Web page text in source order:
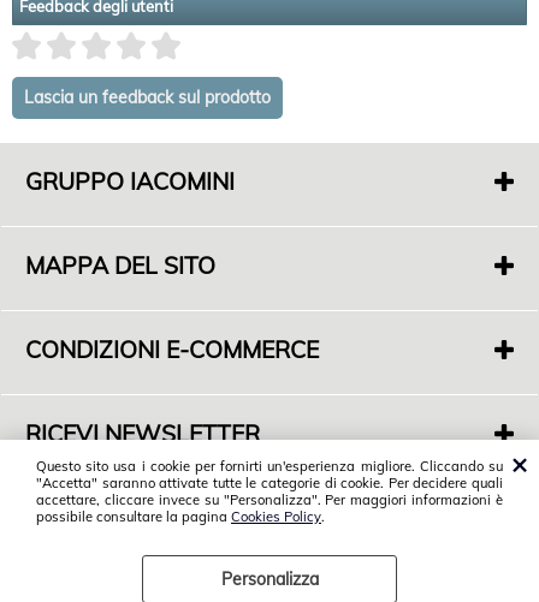
Questo sito usa i cookie per fornirti un'esperienza migliore. Cliccando su
"Accetta" saranno attivate tutte le categorie di cookie. Per decidere quali
accettare, cliccare invece su "Personalizza". Per maggiori informazioni è
possibile consultare la pagina Cookies Policy.
Personalizza
Feedback degli utenti
GRUPPO IACOMINI
S.Legale: Via Casal dell'Abete 16
Sede Commerciale: S.P. Monterozzi Marina Snc
Angolo Via F. De Cesaris - 01016 Tarquinia (VT)
MAPPA DEL SITO
Servizi
Contatti
CONDIZIONI E-COMMERCE
Privacy Policy
Cookies Policy
Postvendita
RICEVI NEWSLETTER
Vuoi tenerti informato sulle nostre novità?
Iscriviti alla nostra Newsletter
© 2018 Gruppo Iacomini. Tutti i diritti riservati.
Preferenze cookie